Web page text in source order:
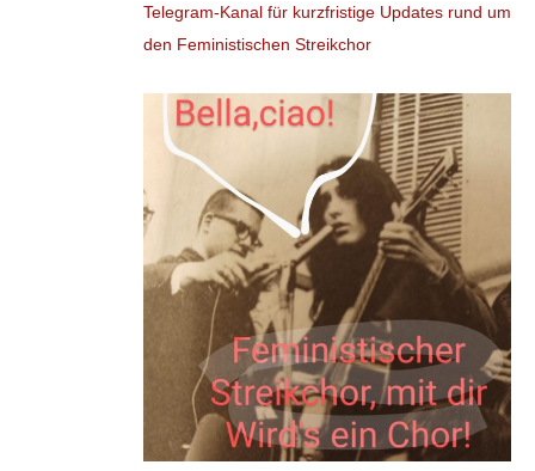
Telegram-Kanal für kurzfristige Updates rund um
den Feministischen Streikchor